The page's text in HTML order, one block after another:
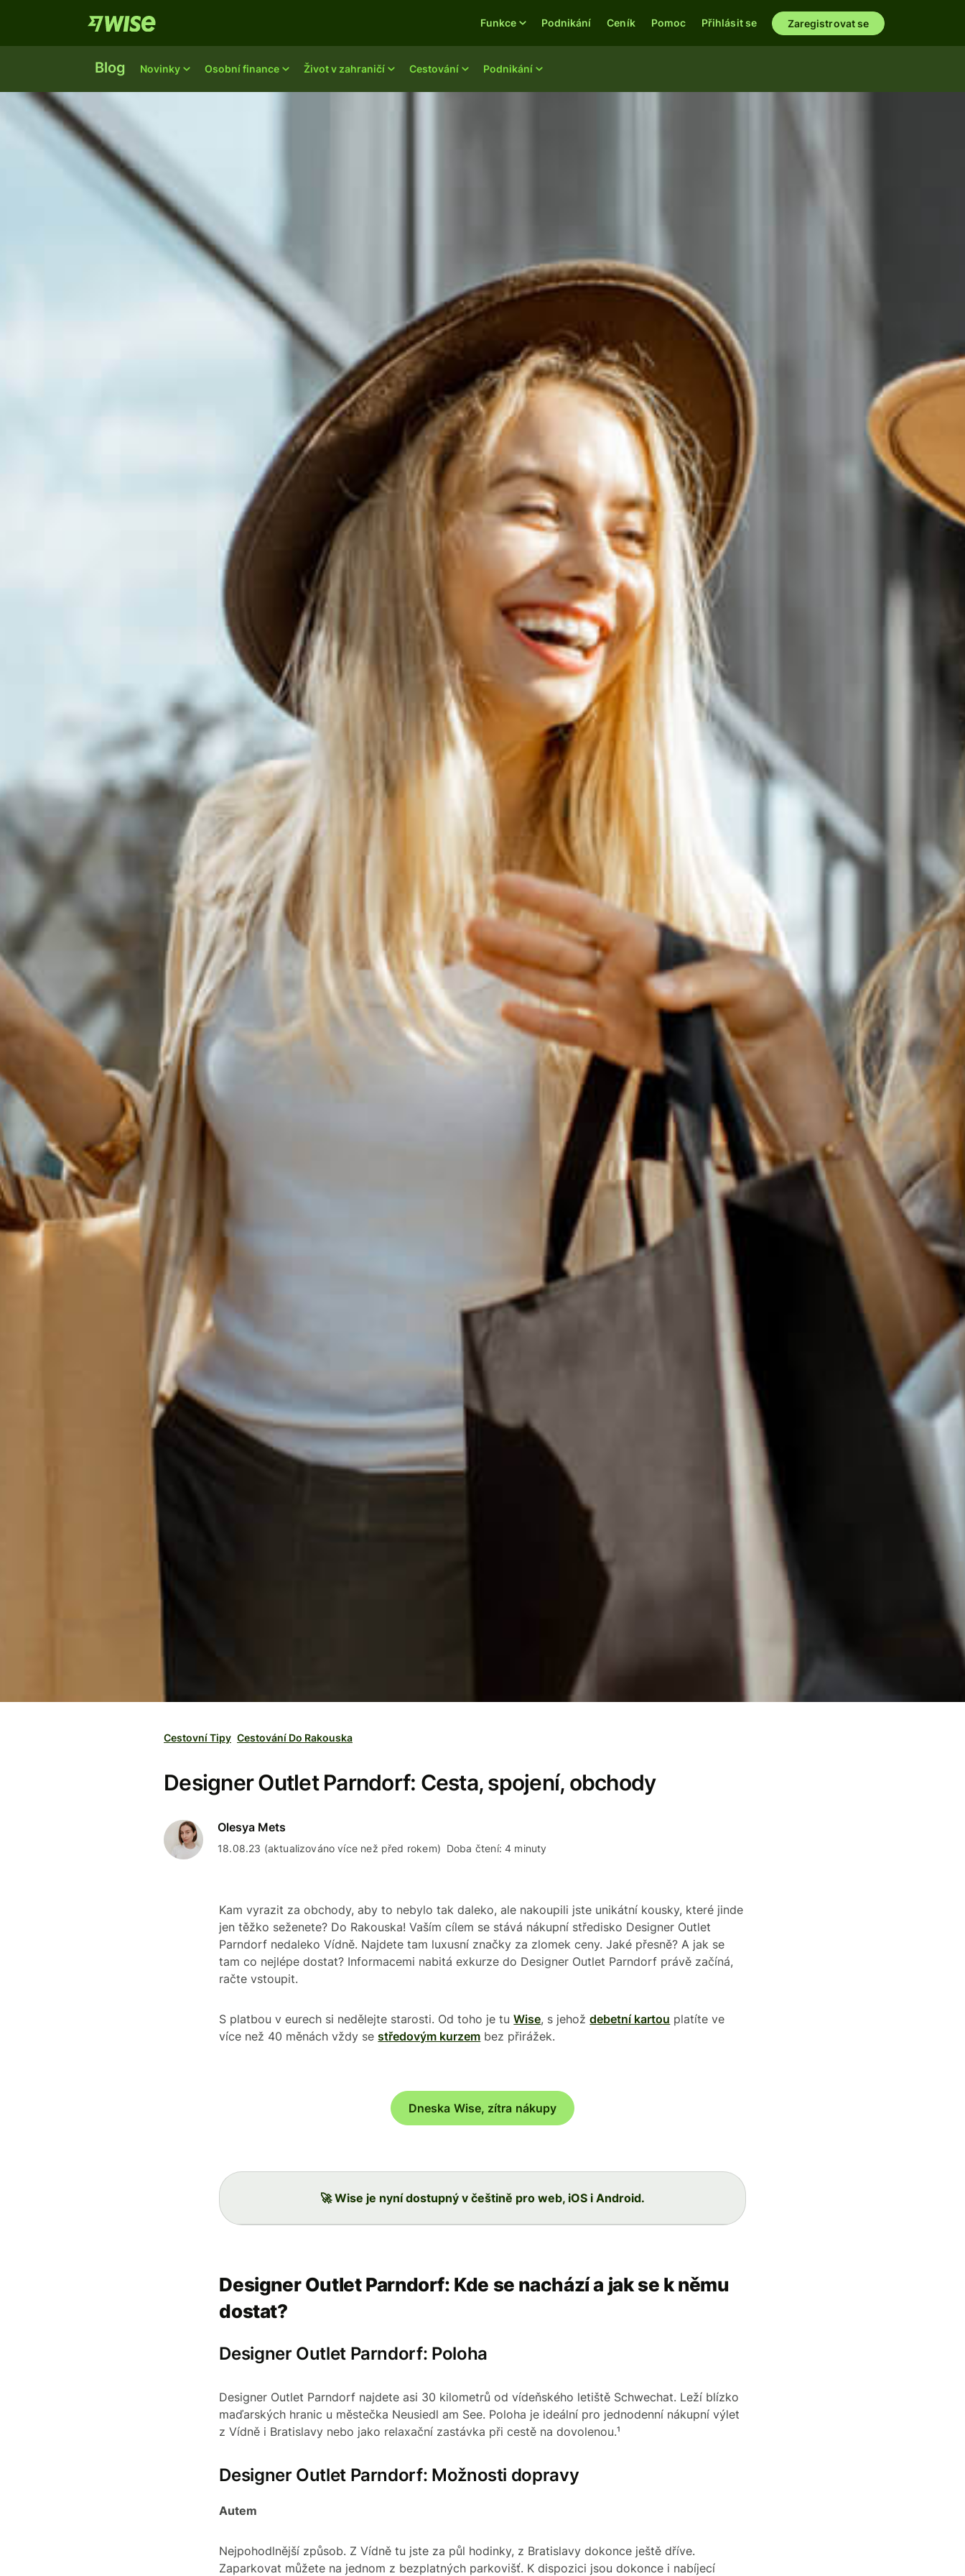
Blog Novinky Osobní finance Život v zahraničí Cestování Podnikání
Funkce Podnikání Ceník Pomoc Přihlásit se Zaregistrovat se
Cestovní Tipy Cestování Do Rakouska
Designer Outlet Parndorf: Cesta, spojení, obchody
Olesya Mets
18.08.23 (aktualizováno více než před rokem) Doba čtení: 4 minuty
Kam vyrazit za obchody, aby to nebylo tak daleko, ale nakoupili jste unikátní kousky, které jinde
jen těžko seženete? Do Rakouska! Vaším cílem se stává nákupní středisko Designer Outlet
Parndorf nedaleko Vídně. Najdete tam luxusní značky za zlomek ceny. Jaké přesně? A jak se
tam co nejlépe dostat? Informacemi nabitá exkurze do Designer Outlet Parndorf právě začíná,
račte vstoupit.
S platbou v eurech si nedělejte starosti. Od toho je tuWise, s jehoždebetní kartou platíte ve
více než 40 měnách vždy sestředovým kurzem bez přirážek.
Dneska Wise, zítra nákupy
🚀 Wise je nyní dostupný v češtině pro web, iOS i Android.
Designer Outlet Parndorf: Kde se nachází a jak se k němu
dostat?
Designer Outlet Parndorf: Poloha
Designer Outlet Parndorf najdete asi 30 kilometrů od vídeňského letiště Schwechat. Leží blízko
maďarských hranic u městečka Neusiedl am See. Poloha je ideální pro jednodenní nákupní výlet
z Vídně i Bratislavy nebo jako relaxační zastávka při cestě na dovolenou.¹
Designer Outlet Parndorf: Možnosti dopravy
Autem
Nejpohodlnější způsob. Z Vídně tu jste za půl hodinky, z Bratislavy dokonce ještě dříve.
Zaparkovat můžete na jednom z bezplatných parkovišť. K dispozici jsou dokonce i nabíjecí